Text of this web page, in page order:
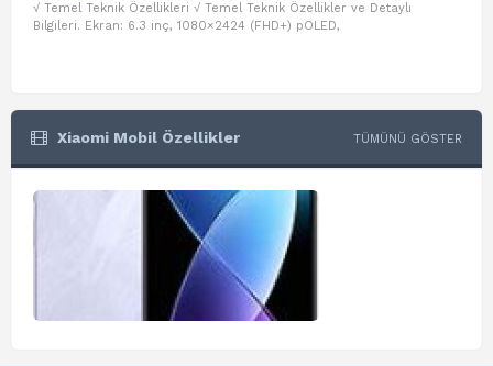
√ Temel Teknik Özellikleri √ Temel Teknik Özellikler ve Detaylı
Bilgileri. Ekran: 6.3 inç, 1080×2424 (FHD+) pOLED,
Xiaomi Mobil Özellikler TÜMÜNÜ GÖSTER